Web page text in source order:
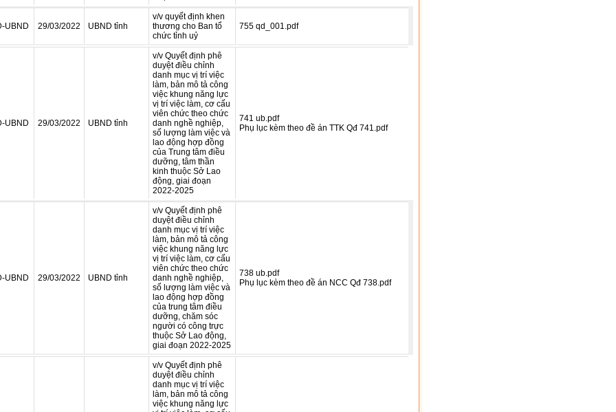
UBND 29/03/2022 UBND tỉnh
v/v quyết định khen
thương cho Ban tổ
chức tỉnh uỷ
755 qd_001.pdf
UBND 29/03/2022 UBND tỉnh
v/v Quyết định phê
duyệt điều chỉnh
danh mục vị trí việc
làm, bản mô tả công
việc khung năng lực
vị trí việc làm, cơ cấu
viên chức theo chức
danh nghề nghiệp,
số lượng làm việc và
lao động hợp đồng
của Trung tâm điều
dưỡng, tâm thần
kinh thuộc Sở Lao
động, giai đoạn
2022-2025
741 ub.pdf
Phụ lục kèm theo đề án TTK Qđ 741.pdf
UBND 29/03/2022 UBND tỉnh
v/v Quyết định phê
duyệt điều chỉnh
danh mục vị trí việc
làm, bản mô tả công
việc khung năng lực
vị trí việc làm, cơ cấu
viên chức theo chức
danh nghề nghiệp,
số lượng làm việc và
lao động hợp đồng
của trung tâm điều
dưỡng, chăm sóc
người có công trực
thuộc Sở Lao động,
giai đoạn 2022-2025
738 ub.pdf
Phụ lục kèm theo đề án NCC Qđ 738.pdf
v/v Quyết định phê
duyệt điều chỉnh
danh mục vị trí việc
làm, bản mô tả công
việc khung năng lực